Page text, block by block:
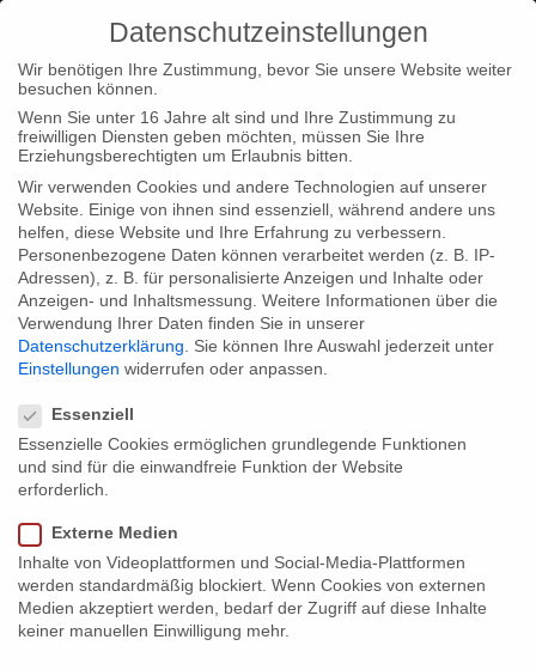
Home Years: 2022
S*x Ed Revised
Datenschutzeinstellungen
Wir benötigen Ihre Zustimmung, bevor Sie unsere Website weiter
besuchen können.
Wenn Sie unter 16 Jahre alt sind und Ihre Zustimmung zu
freiwilligen Diensten geben möchten, müssen Sie Ihre
Erziehungsberechtigten um Erlaubnis bitten.
Wir verwenden Cookies und andere Technologien auf unserer
Website. Einige von ihnen sind essenziell, während andere uns
helfen, diese Website und Ihre Erfahrung zu verbessern.
Personenbezogene Daten können verarbeitet werden (z. B. IP-
Adressen), z. B. für personalisierte Anzeigen und Inhalte oder
Anzeigen- und Inhaltsmessung. Weitere Informationen über die
Verwendung Ihrer Daten finden Sie in unserer
Datenschutzerklärung
Sie können Ihre Auswahl jederzeit unter
Einstellungen widerrufen oder anpassen.
Essenziell
Essenzielle Cookies ermöglichen grundlegende Funktionen
und sind für die einwandfreie Funktion der Website
erforderlich.
Externe Medien
Inhalte von Videoplattformen und Social-Media-Plattformen
werden standardmäßig blockiert. Wenn Cookies von externen
Medien akzeptiert werden, bedarf der Zugriff auf diese Inhalte
keiner manuellen Einwilligung mehr.